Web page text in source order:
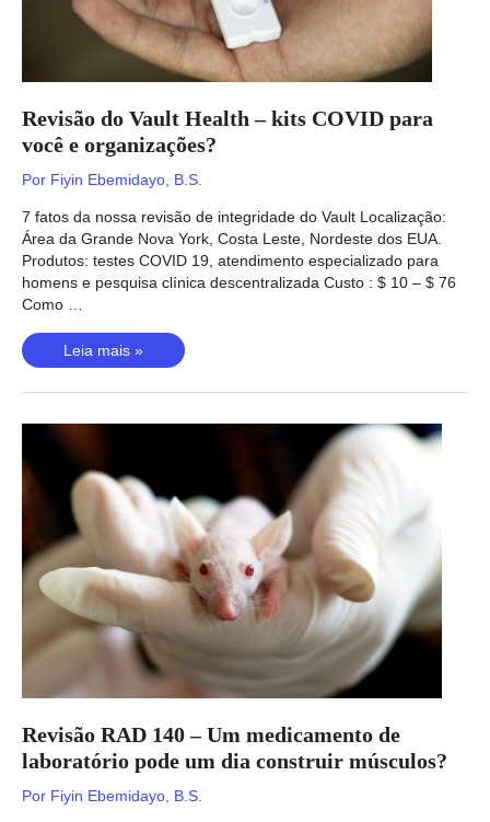
Revisão do Vault Health – kits COVID para
você e organizações?
Por Fiyin Ebemidayo, B.S.
7 fatos da nossa revisão de integridade do Vault Localização:
Área da Grande Nova York, Costa Leste, Nordeste dos EUA.
Produtos: testes COVID 19, atendimento especializado para
homens e pesquisa clínica descentralizada Custo : $ 10 – $ 76
Como …
Revisão
do
Vault
kits
COVID
você
e
organizações?
Leia mais »
Revisão RAD 140 – Um medicamento de
laboratório pode um dia construir músculos?
Por Fiyin Ebemidayo, B.S.